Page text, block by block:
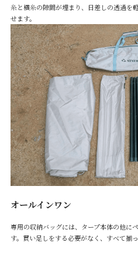
糸と横糸の隙間が埋まり、日差しの透過を
せます。
オールインワン
専用の収納バッグには、タープ本体の他に
す。買い足しをする必要がなく、すべて揃